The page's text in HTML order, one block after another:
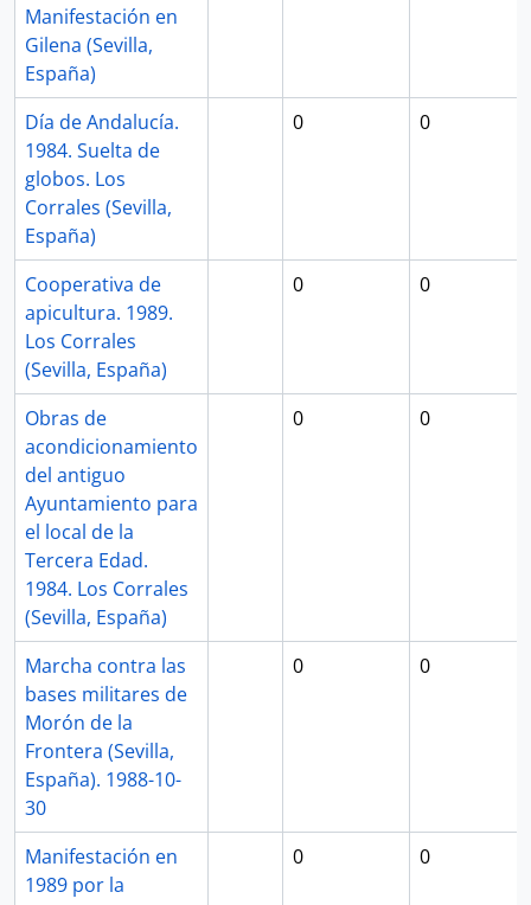
Manifestación en
Gilena (Sevilla,
España)
Día de Andalucía.
1984. Suelta de
globos. Los
Corrales (Sevilla,
España)
0 0
Cooperativa de
apicultura. 1989.
Los Corrales
(Sevilla, España)
0 0
Obras de
acondicionamiento
del antiguo
Ayuntamiento para
el local de la
Tercera Edad.
1984. Los Corrales
(Sevilla, España)
0 0
Marcha contra las
bases militares de
Morón de la
Frontera (Sevilla,
España). 1988-10-
30
0 0
Manifestación en
1989 por la
0 0